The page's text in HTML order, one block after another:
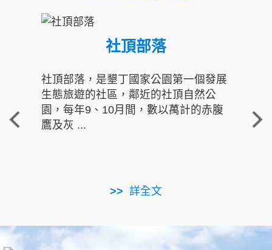
社頂部落
社頂部落，是墾丁國家公園第一個發展
生態旅遊的社區，鄰近的社頂自然公
園，每年9、10月間，數以萬計的赤腹
鷹及灰 ...
詳全文
重
走進